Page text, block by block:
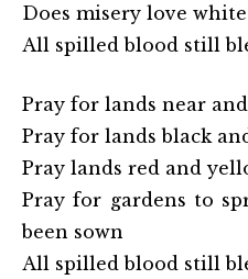
Does misery love
All spilled blood still
Pray for lands near
Pray for lands black
Pray lands red and
Pray for gardens to
been sown
All spilled blood still